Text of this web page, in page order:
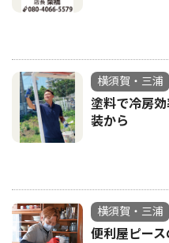
横須賀・三浦
塗料で冷房
装から
横須賀・三浦
便利屋ピー